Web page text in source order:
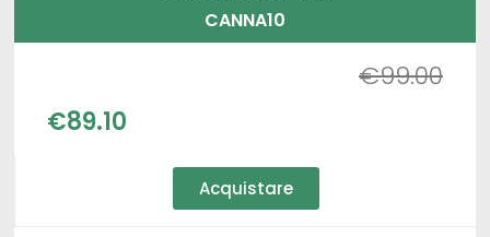
CANNA10
€99.00
€89.10
Acquistare